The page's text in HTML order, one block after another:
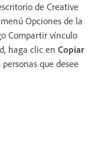
de Creative
Opciones de la
Compartir vínculo
haga clic en Copiar
que desee